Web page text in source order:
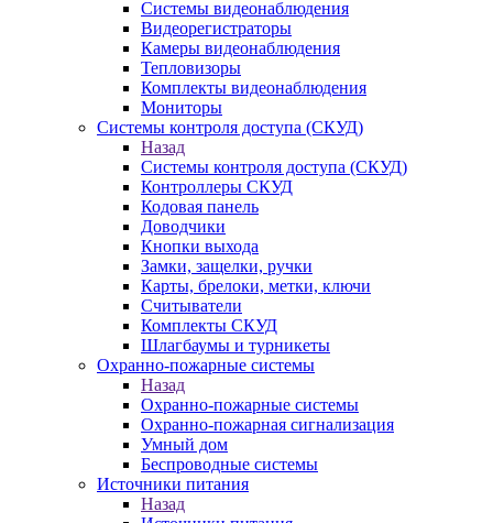
Системы видеонаблюдения
Видеорегистраторы
Камеры видеонаблюдения
Тепловизоры
Комплекты видеонаблюдения
Мониторы
Системы контроля доступа (СКУД)
Назад
Системы контроля доступа (СКУД)
Контроллеры СКУД
Кодовая панель
Доводчики
Кнопки выхода
Замки, защелки, ручки
Карты, брелоки, метки, ключи
Считыватели
Комплекты СКУД
Шлагбаумы и турникеты
Охранно-пожарные системы
Назад
Охранно-пожарные системы
Охранно-пожарная сигнализация
Умный дом
Беспроводные системы
Источники питания
Назад